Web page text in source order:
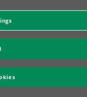
la qualité dans
donnez le